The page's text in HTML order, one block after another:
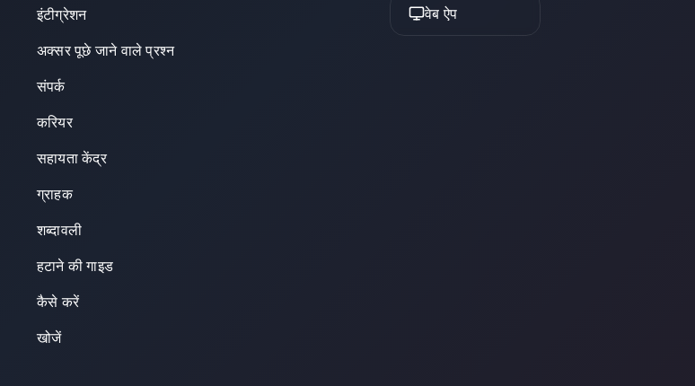
इंटीग्रेशन
अक्सर पूछे जाने वाले प्रश्न
संपर्क
करियर
सहायता केंद्र
ग्राहक
शब्दावली
हटाने की गाइड
कैसे करें
खोजें
वेब ऐप